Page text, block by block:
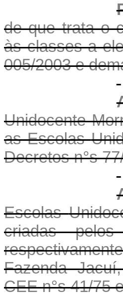
de que trata o
às classes a
005/2003 e
Unidocente
as Escolas
Decretosn°s
Escolas
criadas
Fazenda
CEEn°s41/75